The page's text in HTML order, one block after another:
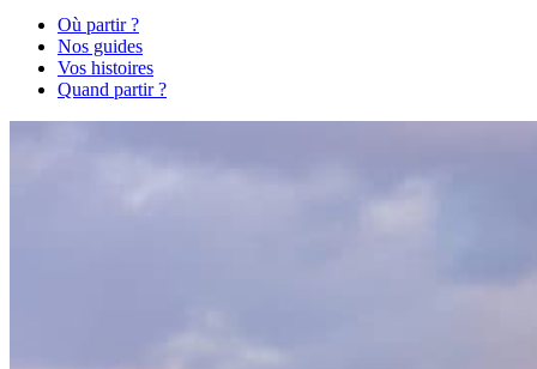
Où partir ?
Nos guides
Vos histoires
Quand partir ?